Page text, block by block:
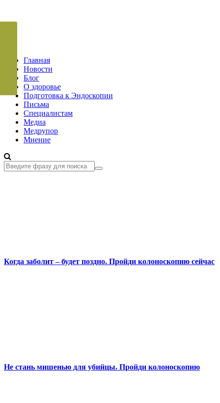
Главная
Новости
Блог
О здоровье
Подготовка к Эндоскопии
Письма
Специалистам
Медиа
Медрупор
Мнение
Когда заболит – будет поздно. Пройди колоноскопию сейчас
Не стань мишенью для убийцы. Пройди колоноскопию